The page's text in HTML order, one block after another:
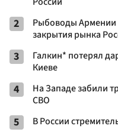
2
Рыбоводы Армении
закрытия рынка
3
Галкин* потерял
Киеве
4
На Западе забили
СВО
5 В России